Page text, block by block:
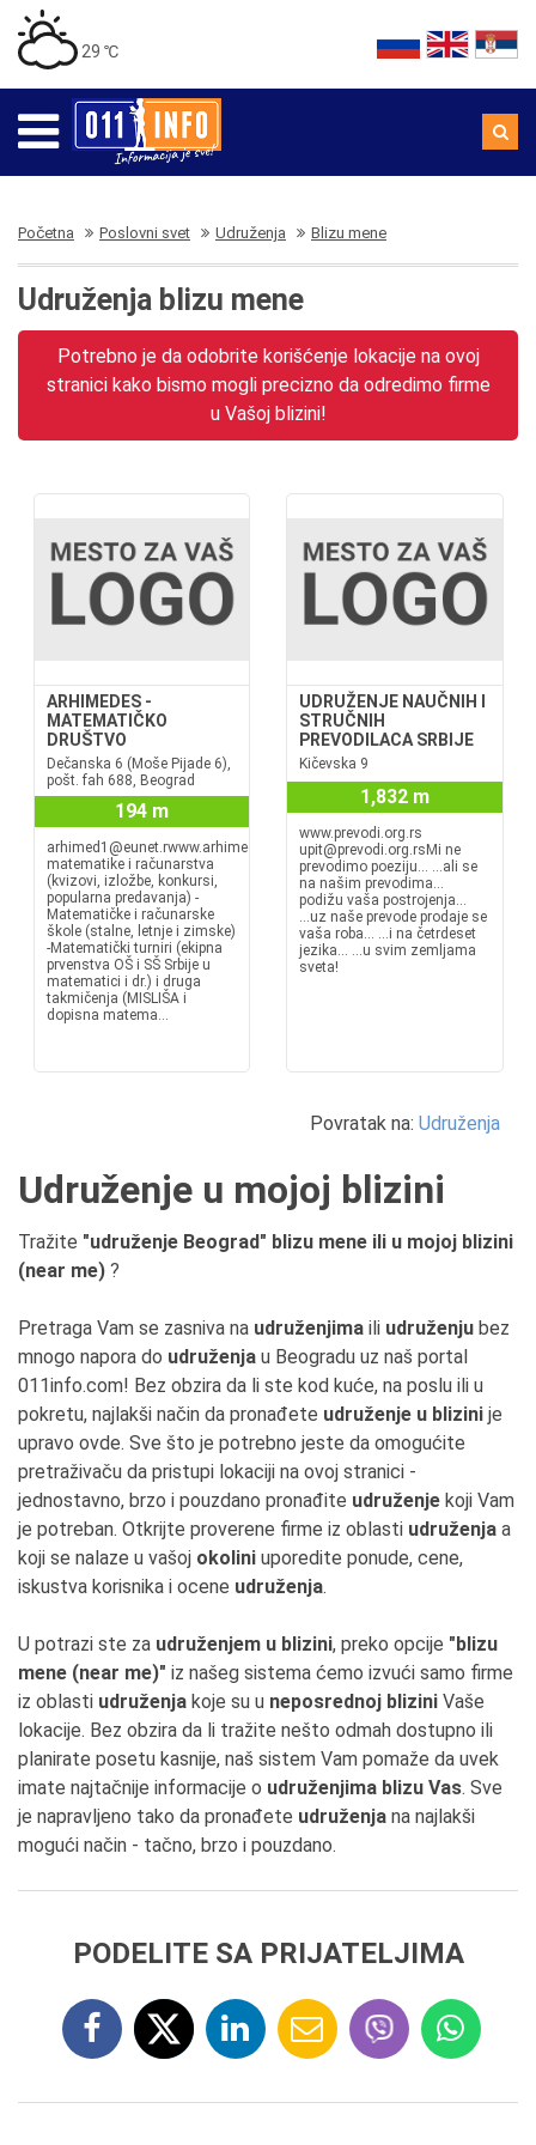
29 ℃
Početna Poslovni svet Udruženja Blizu mene
Udruženja blizu mene
Potrebno je da odobrite korišćenje lokacije na ovoj
stranici kako bismo mogli precizno da odredimo firme
u Vašoj blizini!
ARHIMEDES -
MATEMATIČKO
DRUŠTVO
Dečanska 6 (Moše Pijade 6),
pošt. fah 688, Beograd
194 m
arhimed1@eunet.rwww.arhimedes.rsPopularizacija
matematike i računarstva
(kvizovi, izložbe, konkursi,
popularna predavanja) -
Matematičke i računarske
škole (stalne, letnje i zimske)
-Matematički turniri (ekipna
prvenstva OŠ i SŠ Srbije u
matematici i dr.) i druga
takmičenja (MISLIŠA i
dopisna matema...
UDRUŽENJE NAUČNIH I
STRUČNIH
PREVODILACA SRBIJE
Kičevska 9
1,832 m
www.prevodi.org.rs
upit@prevodi.org.rsMi ne
prevodimo poeziju... ...ali se
na našim prevodima...
podižu vaša postrojenja...
...uz naše prevode prodaje se
vaša roba... ...i na četrdeset
jezika... ...u svim zemljama
sveta!
Povratak na: Udruženja
Udruženje u mojoj blizini
Tražite "udruženje Beograd" blizu mene ili u mojoj blizini
(near me) ?
Pretraga Vam se zasniva na udruženjima ili udruženju bez
mnogo napora do udruženja u Beogradu uz naš portal
011info.com! Bez obzira da li ste kod kuće, na poslu ili u
pokretu, najlakši način da pronađete udruženje u blizini je
upravo ovde. Sve što je potrebno jeste da omogućite
pretraživaču da pristupi lokaciji na ovoj stranici -
jednostavno, brzo i pouzdano pronađite udruženje koji Vam
je potreban. Otkrijte proverene firme iz oblasti udruženja a
koji se nalaze u vašoj okolini uporedite ponude, cene,
iskustva korisnika i ocene udruženja.
U potrazi ste za udruženjem u blizini, preko opcije "blizu
mene (near me)" iz našeg sistema ćemo izvući samo firme
iz oblasti udruženja koje su u neposrednoj blizini Vaše
lokacije. Bez obzira da li tražite nešto odmah dostupno ili
planirate posetu kasnije, naš sistem Vam pomaže da uvek
imate najtačnije informacije o udruženjima blizu Vas. Sve
je napravljeno tako da pronađete udruženja na najlakši
mogući način - tačno, brzo i pouzdano.
PODELITE SA PRIJATELJIMA